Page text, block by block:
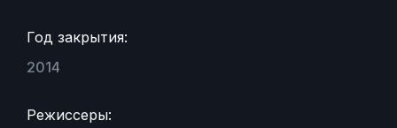
Год закрытия:
2014
Режиссеры: